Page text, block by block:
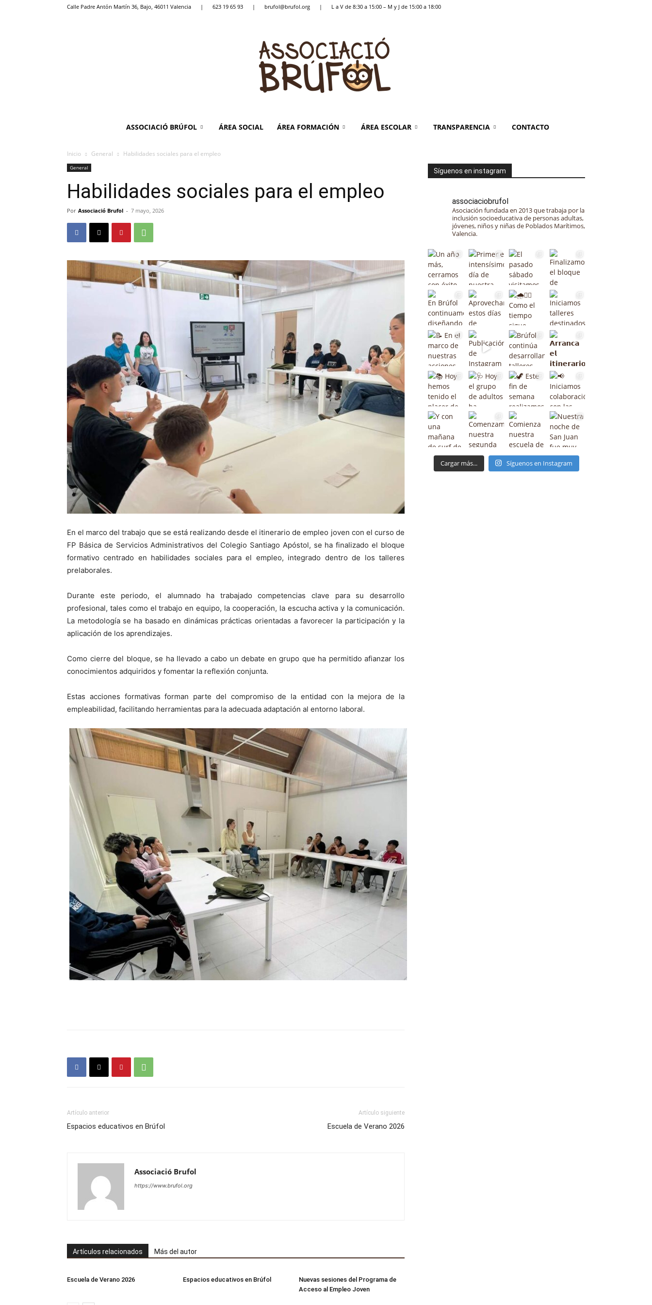
Calle Padre Antón Martín 36, Bajo, 46011 Valencia | 623 19 65 93 | brufol@brufol.org | L a V de 8:30 a 15:00 – M y J de 15:00 a 18:00
Brúfol
ASSOCIACIÓ BRÚFOL ÁREA SOCIAL ÁREA FORMACIÓN ÁREA ESCOLAR TRANSPARENCIA CONTACTO
Inicio General Habilidades sociales para el empleo
General
Habilidades sociales para el empleo
Por Associació Brufol - 7 mayo, 2026
En el marco del trabajo que se está realizando desde el itinerario de empleo joven con el curso de
FP Básica de Servicios Administrativos del Colegio Santiago Apóstol, se ha finalizado el bloque
formativo centrado en habilidades sociales para el empleo, integrado dentro de los talleres
prelaborales.
Durante este periodo, el alumnado ha trabajado competencias clave para su desarrollo
profesional, tales como el trabajo en equipo, la cooperación, la escucha activa y la comunicación.
La metodología se ha basado en dinámicas prácticas orientadas a favorecer la participación y la
aplicación de los aprendizajes.
Como cierre del bloque, se ha llevado a cabo un debate en grupo que ha permitido afianzar los
conocimientos adquiridos y fomentar la reflexión conjunta.
Estas acciones formativas forman parte del compromiso de la entidad con la mejora de la
empleabilidad, facilitando herramientas para la adecuada adaptación al entorno laboral.
Artículo anterior
Espacios educativos en Brúfol
Artículo siguiente
Escuela de Verano 2026
Associació Brufol
https://www.brufol.org
Artículos relacionados Más del autor
Escuela de Verano 2026 Espacios educativos en Brúfol
Nuevas sesiones del Programa de
Acceso al Empleo Joven
Síguenos en instagram
associaciobrufol
Asociación fundada en 2013 que trabaja por la
inclusión socioeducativa de personas adultas,
jóvenes, niños y niñas de Poblados Marítimos,
Valencia.
Cargar más... Síguenos en Instagram